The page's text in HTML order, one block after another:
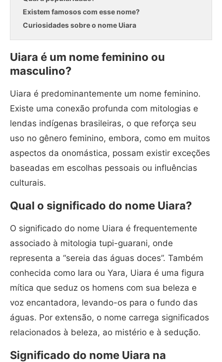
Existem famosos com esse nome?
Curiosidades sobre o nome Uiara
Uiara é um nome feminino ou
masculino?
Uiara é predominantemente um nome feminino.
Existe uma conexão profunda com mitologias e
lendas indígenas brasileiras, o que reforça seu
uso no gênero feminino, embora, como em muitos
aspectos da onomástica, possam existir exceções
baseadas em escolhas pessoais ou influências
culturais.
Qual o significado do nome Uiara?
O significado do nome Uiara é frequentemente
associado à mitologia tupi-guarani, onde
representa a “sereia das águas doces”. Também
conhecida como Iara ou Yara, Uiara é uma figura
mítica que seduz os homens com sua beleza e
voz encantadora, levando-os para o fundo das
águas. Por extensão, o nome carrega significados
relacionados à beleza, ao mistério e à sedução.
Significado do nome Uiara na